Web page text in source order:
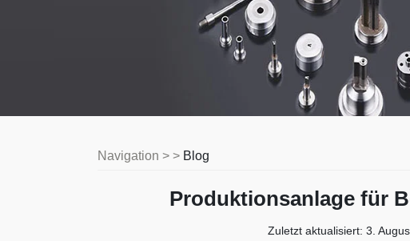
Navigation > > Blog
Produktionsanlage für
Zuletzt aktualisiert: 3.